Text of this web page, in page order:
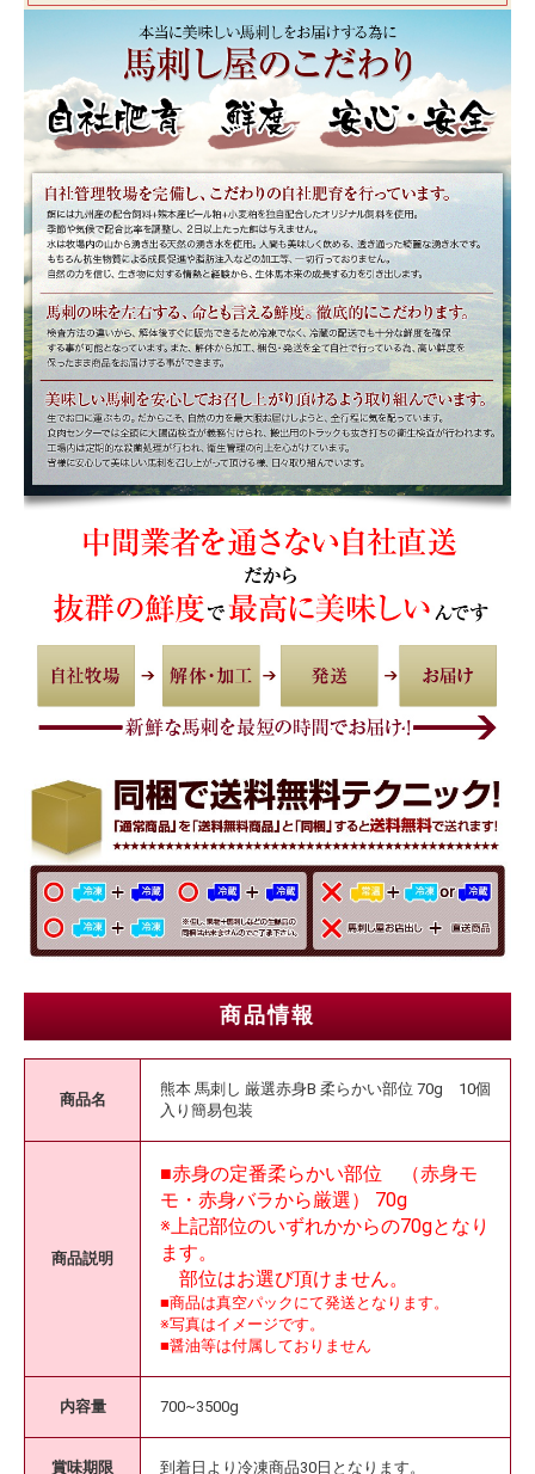
商品情報
商品名
熊本 馬刺し 厳選赤身B 柔らかい部位 70g 10個
入り簡易包装
商品説明
■赤身の定番柔らかい部位 （赤身モ
モ・赤身バラから厳選） 70g
※上記部位のいずれかからの70gとなり
ます。
部位はお選び頂けません。
■商品は真空パックにて発送となります。
※写真はイメージです。
■醤油等は付属しておりません
内容量 700~3500g
賞味期限 到着日より冷凍商品30日となります。